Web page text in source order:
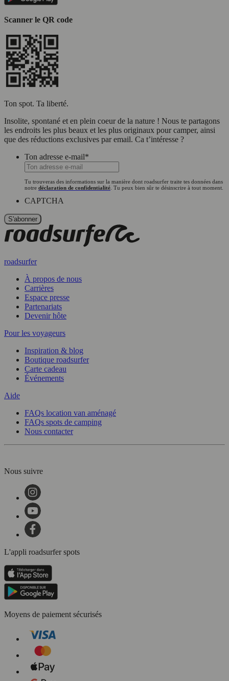
Scanner le QR code
Ton spot. Ta liberté.
Insolite, spontané et en plein coeur de la nature ! Nous te partagons
les endroits les plus beaux et les plus originaux pour camper, ainsi
que des réductions exclusives par email. Ca t’intéresse ?
Ton adresse e-mail*
Tu trouveras des informations sur la manière dont roadsurfer traite tes données dans
notre déclaration de confidentialité . Tu peux bien sûr te désinscrire à tout moment.
CAPTCHA
roadsurfer
À propos de nous
Carrières
Espace presse
Partenariats
Devenir hôte
Pour les voyageurs
Inspiration & blog
Boutique roadsurfer
Carte cadeau
Événements
Aide
FAQs location van aménagé
FAQs spots de camping
Nous contacter
Nous suivre
L'appli roadsurfer spots
Moyens de paiement sécurisés